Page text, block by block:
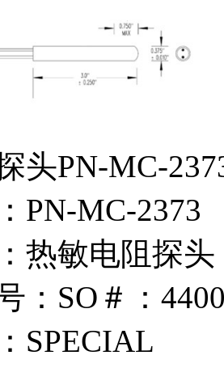
头PN-MC-
PN-MC-2373
热敏电阻探头
：SO＃：
SPECIAL